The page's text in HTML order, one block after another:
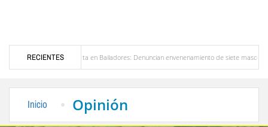
RECIENTES
Alerta en Bailadores: Denuncian envenenamiento de siete mascotas en El Rincón de
Inicio Opinión